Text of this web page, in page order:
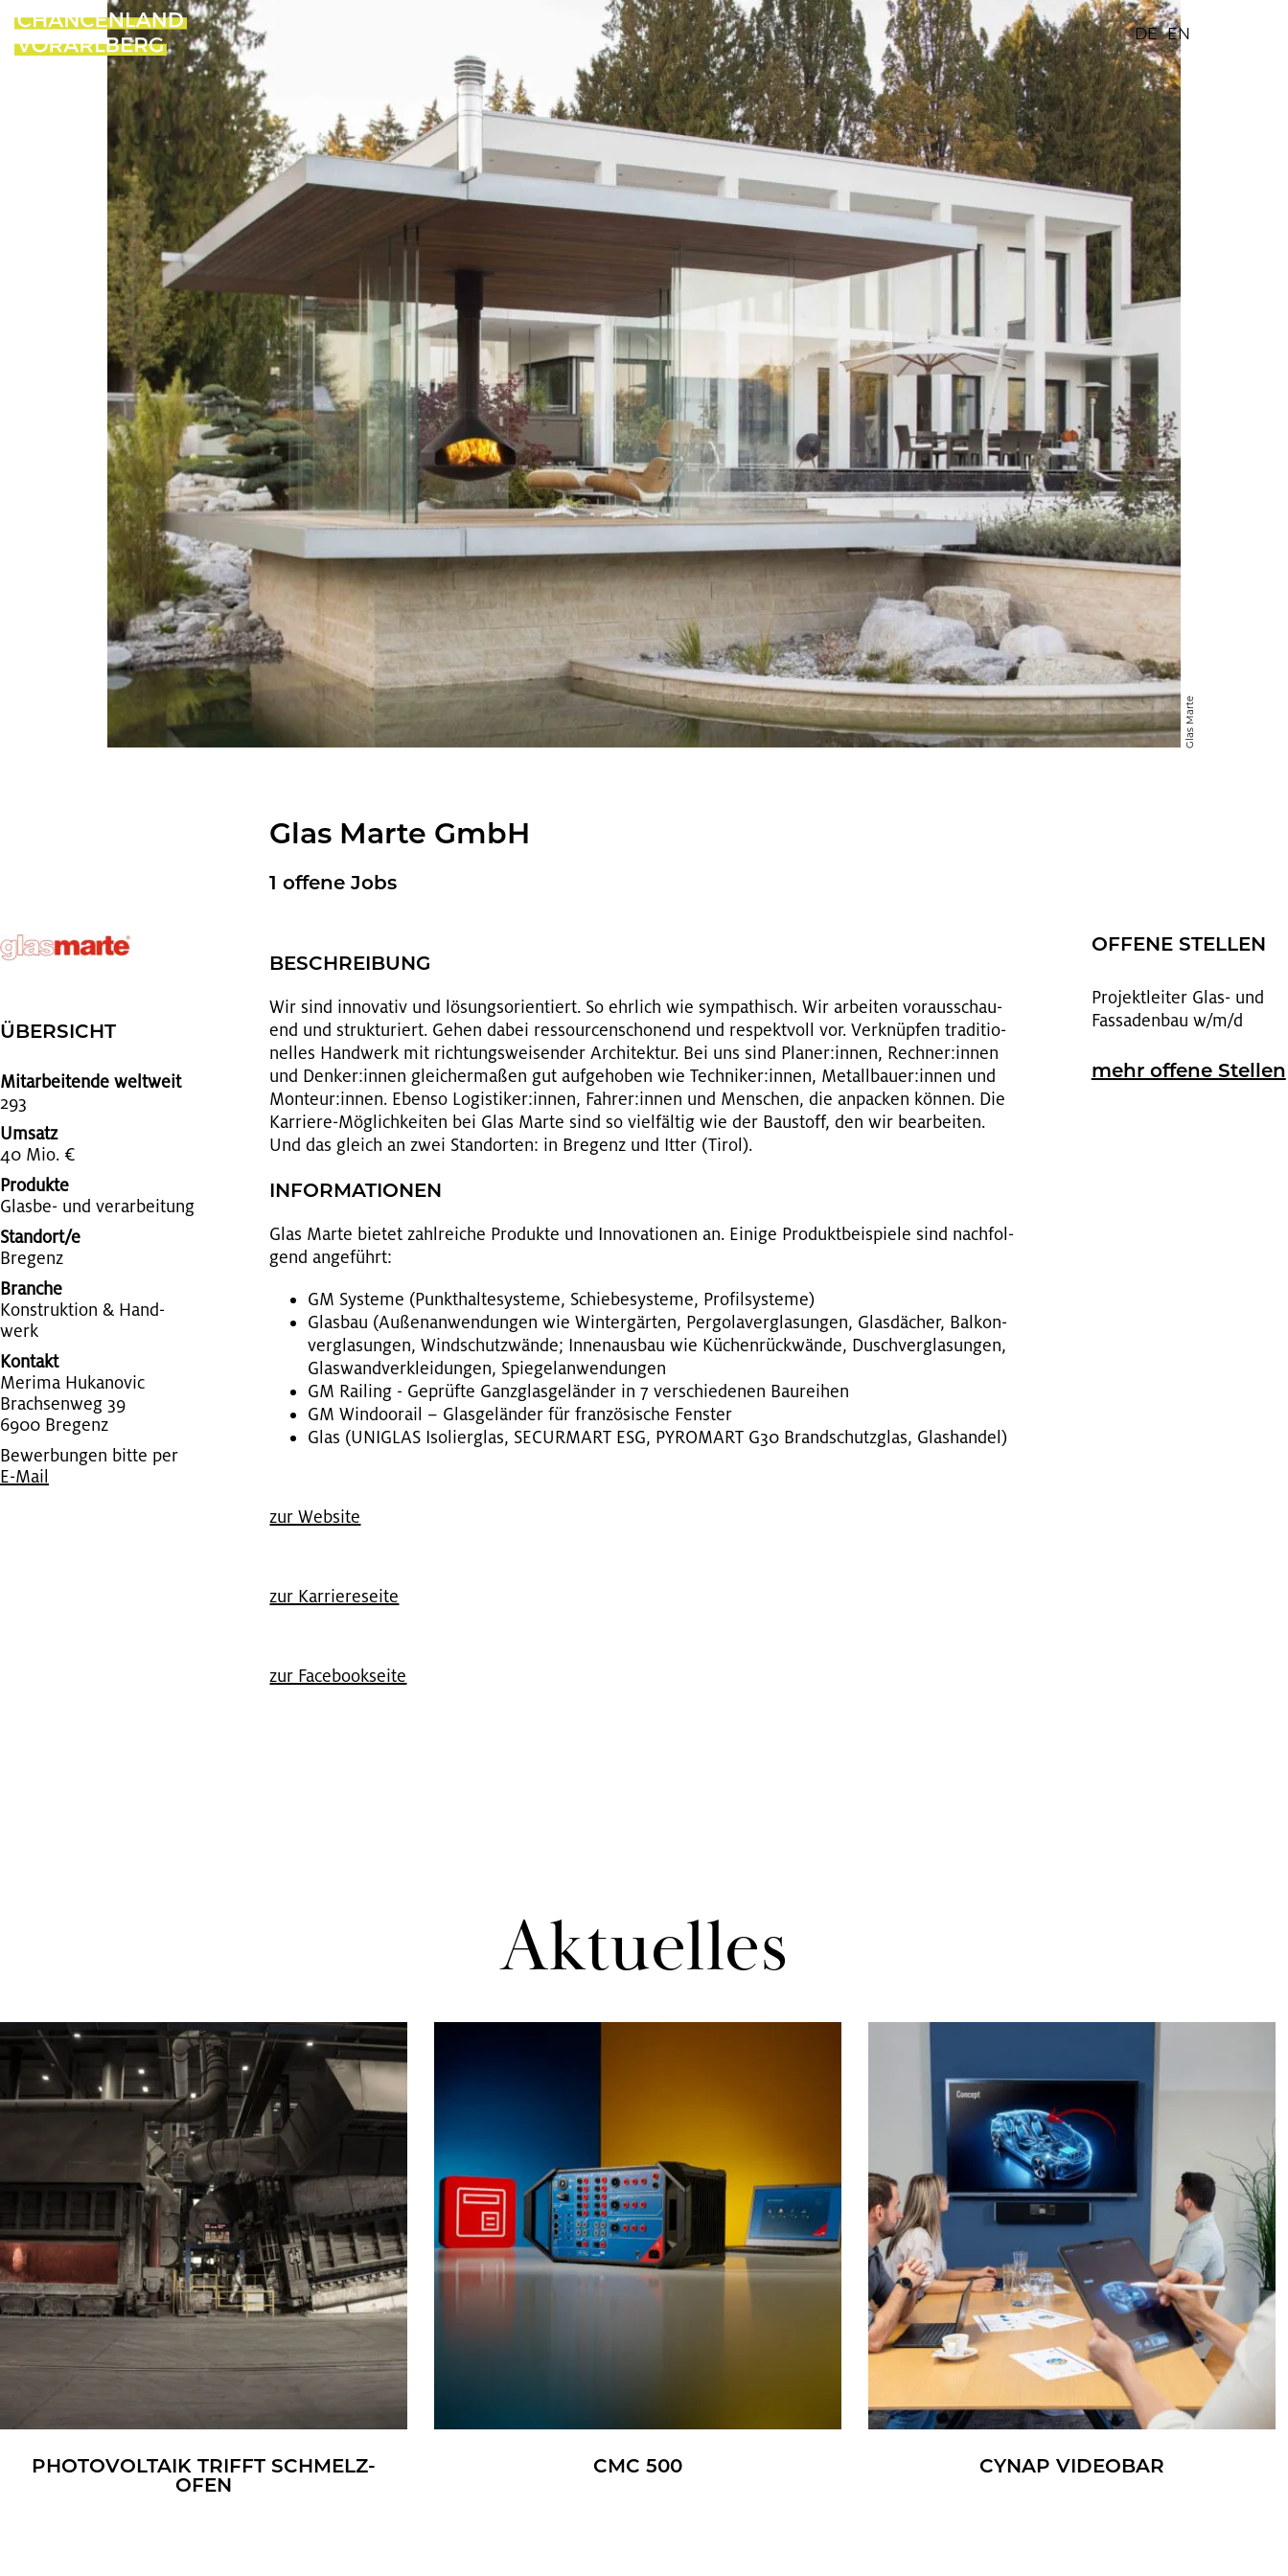
DE EN
Glas Marte
Glas Marte GmbH
1 of­fe­ne Jobs
BE­SCHREI­BUNG
Wir sind in­no­va­tiv und lö­sungs­ori­en­tiert. So ehr­lich wie sym­pa­thisch. Wir ar­bei­ten vor­aus­schau­
end und struk­tu­riert. Gehen dabei res­sour­cen­scho­nend und re­spekt­voll vor. Ver­knüp­fen tra­di­tio­
nel­les Hand­werk mit rich­tungs­wei­sen­der Ar­chi­tek­tur. Bei uns sind Pla­ner:innen, Rech­ner:innen
und Den­ker:innen glei­cher­ma­ßen gut auf­ge­ho­ben wie Tech­ni­ker:innen, Me­tall­bau­er:innen und
Mon­teur:innen. Eben­so Lo­gis­ti­ker:innen, Fah­rer:innen und Men­schen, die an­pa­cken kön­nen. Die
Kar­rie­re-Mög­lich­kei­ten bei Glas Marte sind so viel­fäl­tig wie der Bau­stoff, den wir be­ar­bei­ten.
Und das gleich an zwei Stand­or­ten: in Bre­genz und Itter (Tirol).
IN­FOR­MA­TIO­NEN
Glas Marte bie­tet zahl­rei­che Pro­duk­te und In­no­va­tio­nen an. Ei­ni­ge Pro­dukt­bei­spie­le sind nach­fol­
gend an­ge­führt:
GM Sys­te­me (Punkt­hal­te­sys­te­me, Schie­be­sys­te­me, Pro­fil­sys­te­me)
Glas­bau (Au­ßen­an­wen­dun­gen wie Win­ter­gär­ten, Per­go­laver­gla­sun­gen, Glas­dä­cher, Bal­kon­
ver­gla­sun­gen, Wind­schutz­wän­de; In­nen­aus­bau wie Kü­chen­rück­wän­de, Dusch­ver­gla­sun­gen,
Glas­wand­ver­klei­dun­gen, Spie­gel­an­wen­dun­gen
GM Rai­ling - Ge­prüf­te Ganz­glas­ge­län­der in 7 ver­schie­de­nen Bau­rei­hen
GM Win­doorail – Glas­ge­län­der für fran­zö­si­sche Fens­ter
Glas (UNIGLAS Iso­lier­glas, SE­CURMART ESG, PY­ROM­ART G30 Brand­schutz­glas, Glas­han­del)
zur Web­site
zur Kar­rie­re­sei­te
zur Face­book­sei­te
ÜBER­SICHT
Mitarbeitende weltweit
293
Umsatz
40 Mio. €
Produkte
Glas­be- und ver­ar­bei­tung
Standort/e
Bre­genz
Branche
Kon­struk­ti­on & Hand­
werk
Kontakt
Meri­ma Hu­ka­no­vic
Brach­sen­weg 39
6900 Bre­genz
Bewerbungen bitte per
E-Mail
OF­FE­NE STEL­LEN
Pro­jekt­lei­ter Glas- und
Fas­sa­den­bau w/m/d
mehr of­fe­ne Stel­len
Ak­tu­el­les
PHO­TO­VOL­TA­IK TRIFFT SCHMELZ­
OFEN
CMC 500 CYNAP VI­DEO­BAR